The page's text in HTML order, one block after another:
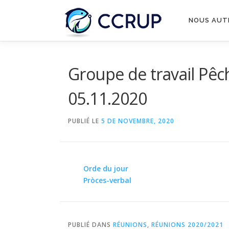
NOUS
Groupe de travail
05.11.2020
PUBLIÉ LE 5 DE NOVEMBRE, 2020
Orde du jour
Pròces-verbal
PUBLIÉ DANS RÉUNIONS, RÉUNIONS 2020/2021